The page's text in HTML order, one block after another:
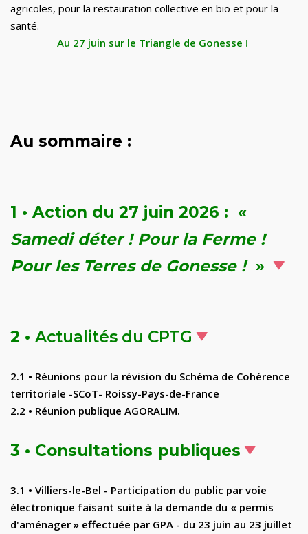
agricoles, pour la restauration collective en bio et pour la
santé.
Au 27 juin sur le Triangle de Gonesse !
Au sommaire :
1 • Action du 27 juin 2026 : «
Samedi déter ! Pour la Ferme !
Pour les Terres de Gonesse ! »
2 • Actualités du CPTG
2.1 • Réunions pour la révision du Schéma de Cohérence
territoriale -SCoT- Roissy-Pays-de-France
2.2 • Réunion publique AGORALIM.
3 • Consultations publiques
3.1 • Villiers-le-Bel - Participation du public par voie
électronique faisant suite à la demande du « permis
d'aménager » effectuée par GPA - du 23 juin au 23 juillet